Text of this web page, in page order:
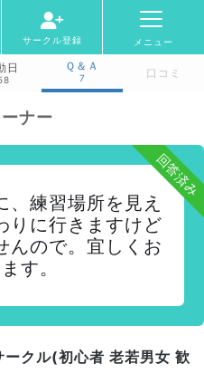
サークル登録 メニュー
日 Ｑ＆Ａ
7 口コミ
ナー
回答済み
、練習場所を見え
りに行きますけど
んので。宜しくお
す。
ークル(初心者 老若男女 歓